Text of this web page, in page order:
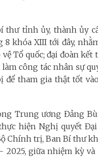
thư tỉnh ủy, thành ủy
khóa XIII tới đây,
Tổ quốc; đại đoàn kết
công tác nhân sự
tham gia thật tốt
Trung ương Đảng
hiện Nghị quyết
Chính trị, Ban Bí thư
giữa nhiệm kỳ và